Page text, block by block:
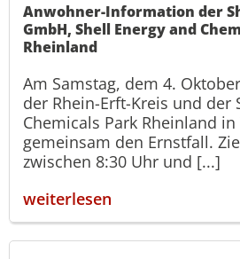
Anwohner-Information der
GmbH, Shell Energy and
Rheinland
Am Samstag, dem 4.
der Rhein-Erft-Kreis und der
Chemicals Park Rheinland
gemeinsam den Ernstfall.
zwischen 8:30 Uhr und [...]
weiterlesen